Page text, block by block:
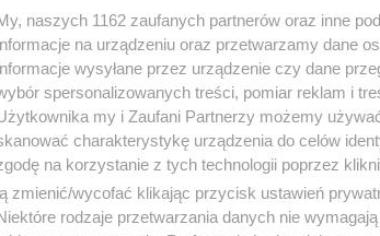
naszych 1162 zaufanych partnerów oraz inne
na urządzeniu oraz przetwarzamy dane
wysyłane przez urządzenie czy dane
spersonalizowanych treści, pomiar reklam i
my i Zaufani Partnerzy możemy
charakterystykę urządzenia do celów
na korzystanie z tych technologii poprzez
zmienić/wycofać klikając przycisk ustawień
rodzaje przetwarzania danych nie